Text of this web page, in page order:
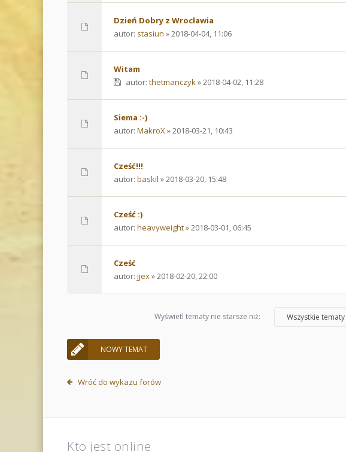
Dzień Dobry z Wrocławia
autor: stasiun » 2018-04-04, 11:06
Witam
autor: thetmanczyk» 2018-04-02, 11:28
Siema :-)
autor: MakroX» 2018-03-21, 10:43
Cześć!!!
autor: baskil » 2018-03-20, 15:48
Cześć :)
autor: heavyweight» 2018-03-01, 06:45
Cześć
autor: jjex» 2018-02-20, 22:00
Wyświetl tematy nie starsze niż: Wszystkie tematy
NOWY TEMAT
Wróć do wykazu forów
Kto jest online